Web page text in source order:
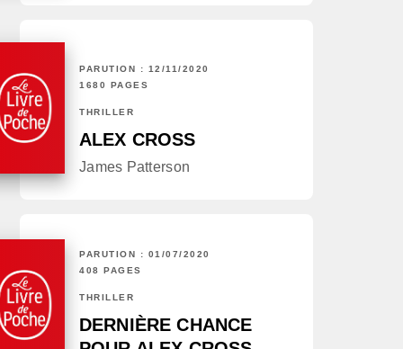
PARUTION : 12/11/2020
1680 PAGES
THRILLER
ALEX CROSS
James Patterson
PARUTION : 01/07/2020
408 PAGES
THRILLER
DERNIÈRE CHANCE